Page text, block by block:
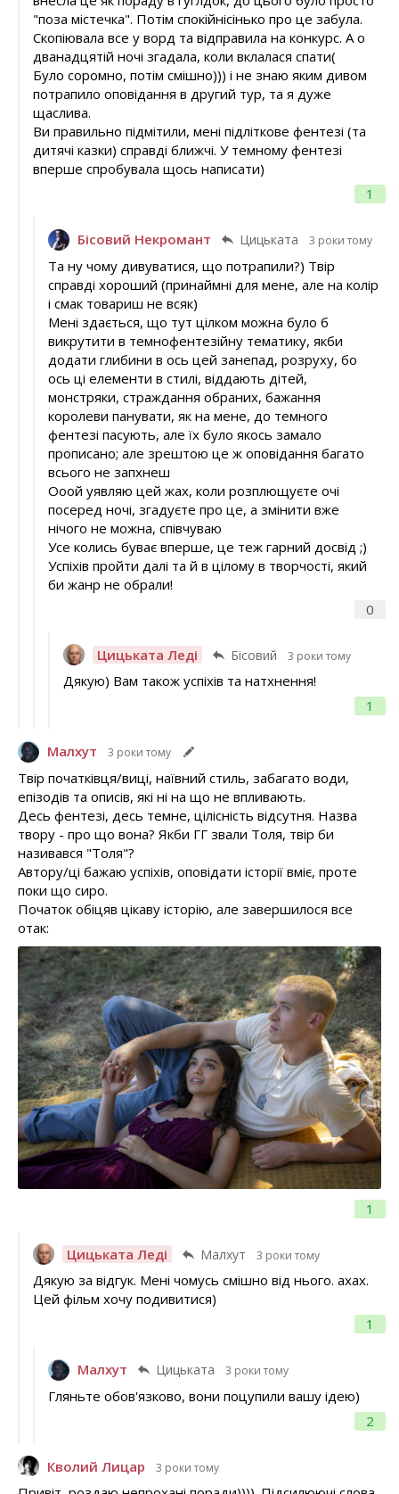
1
"поза містечка". Потім спокійнісінько про це забула.
Скопіювала все у ворд та відправила на конкурс. А о
дванадцятій ночі згадала, коли вклалася спати(
Було соромно, потім смішно))) і не знаю яким дивом
потрапило оповідання в другий тур, та я дуже
щаслива.
Ви правильно підмітили, мені підліткове фентезі (та
дитячі казки) справді ближчі. У темному фентезі
вперше спробувала щось написати)
Бісовий Некромант Цицьката 3 роки тому
0
Та ну чому дивуватися, що потрапили?) Твір
справді хороший (принаймні для мене, але на колір
і смак товариш не всяк)
Мені здається, що тут цілком можна було б
викрутити в темнофентезійну тематику, якби
додати глибини в ось цей занепад, розруху, бо
ось ці елементи в стилі, віддають дітей,
монстряки, страждання обраних, бажання
королеви панувати, як на мене, до темного
фентезі пасують, але їх було якось замало
прописано; але зрештою це ж оповідання багато
всього не запхнеш
Ооой уявляю цей жах, коли розплющуєте очі
посеред ночі, згадуєте про це, а змінити вже
нічого не можна, співчуваю
Усе колись буває вперше, це теж гарний досвід ;)
Успіхів пройти далі та й в цілому в творчості, який
би жанр не обрали!
Цицьката Леді Бісовий 3 роки тому
1
Дякую) Вам також успіхів та натхнення!
Малхут 3 роки тому
1
Твір початківця/виці, наївний стиль, забагато води,
епізодів та описів, які ні на що не впливають.
Десь фентезі, десь темне, цілісність відсутня. Назва
твору - про що вона? Якби ГГ звали Толя, твір би
називався "Толя"?
Автору/ці бажаю успіхів, оповідати історії вміє, проте
поки що сиро.
Початок обіцяв цікаву історію, але завершилося все
отак:
Цицьката Леді Малхут 3 роки тому
1
Дякую за відгук. Мені чомусь смішно від нього. ахах.
Цей фільм хочу подивитися)
Малхут Цицьката 3 роки тому
2
Гляньте обов'язково, вони поцупили вашу ідею)
Кволий Лицар 3 роки тому